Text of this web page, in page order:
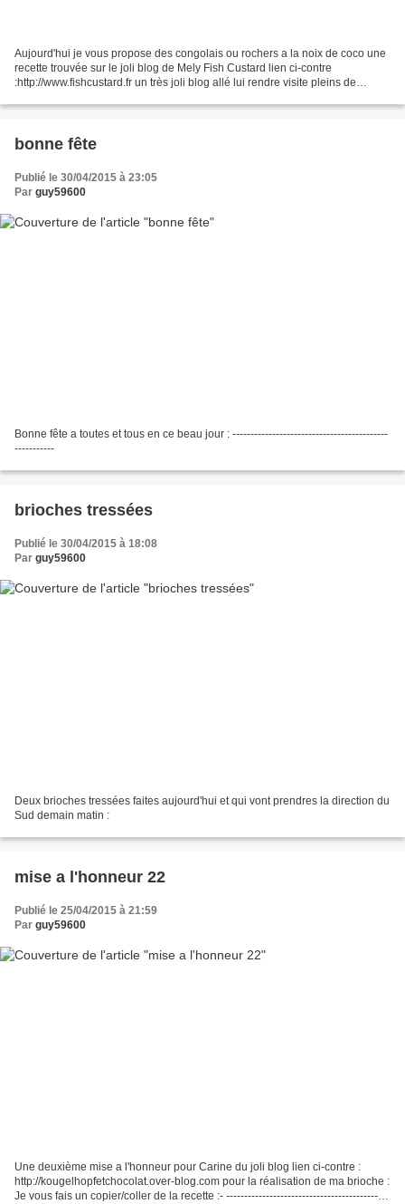
Aujourd'hui je vous propose des congolais ou rochers a la noix de coco une
recette trouvée sur le joli blog de Mely Fish Custard lien ci-contre
:http://www.fishcustard.fr un très joli blog allé lui rendre visite pleins de
bonne fête
Publié le 30/04/2015 à 23:05
Par guy59600
Bonne fête a toutes et tous en ce beau jour : -------------------------------------------
-----------
brioches tressées
Publié le 30/04/2015 à 18:08
Par guy59600
Deux brioches tressées faites aujourd'hui et qui vont prendres la direction du
Sud demain matin :
mise a l'honneur 22
Publié le 25/04/2015 à 21:59
Par guy59600
Une deuxième mise a l'honneur pour Carine du joli blog lien ci-contre :
http://kougelhopfetchocolat.over-blog.com pour la réalisation de ma brioche :
Je vous fais un copier/coller de la recette :- ---------------------------------------------